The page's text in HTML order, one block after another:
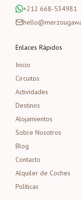
+212 668-534981
Enlaces Rápidos
Inicio
Circuitos
Actividades
Destinos
Alojamientos
Sobre Nosotros
Blog
Contacto
Alquiler de Coches
Políticas